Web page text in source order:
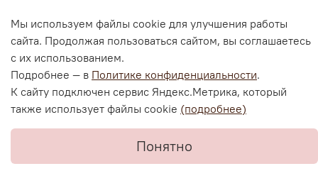
В корзину
Согласие на обработку персональных данных
Политика конфиденциальности и оферта
Согласие на ОПД с помощью «Яндекс.Метрика»
Мы используем файлы cookie для улучшения работы
сайта. Продолжая пользоваться сайтом, вы соглашаетесь
с их использованием.
Подробнее — в Политике конфиденциальности.
К сайту подключен сервис Яндекс.Метрика, который
также использует файлы cookie (подробнее)
Понятно